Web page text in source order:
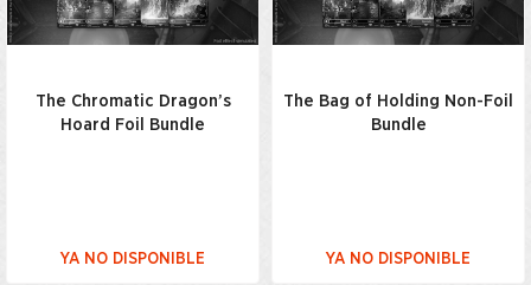
The Chromatic Dragon’s
Hoard Foil Bundle
YA NO DISPONIBLE
The Bag of Holding Non-Foil
Bundle
YA NO DISPONIBLE